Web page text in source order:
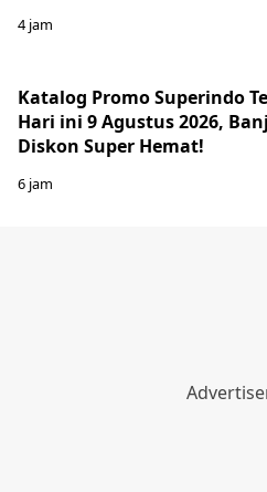
4 jam
Katalog Promo Superindo
Hari ini 9 Agustus 2026,
Diskon Super Hemat!
6 jam